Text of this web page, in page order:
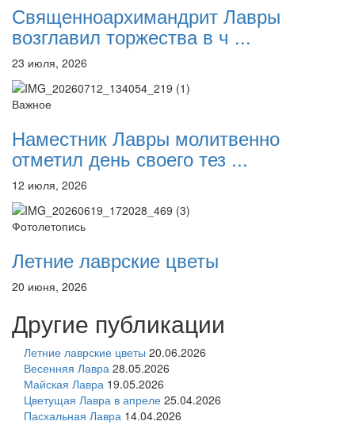
Перейти к архиву
Священноархимандрит Лавры
возглавил торжества в ч ...
23 июля, 2026
Важное
Наместник Лавры молитвенно
отметил день своего тез ...
12 июля, 2026
Фотолетопись
Летние лаврские цветы
20 июня, 2026
Другие публикации
Летние лаврские цветы 20.06.2026
Весенняя Лавра 28.05.2026
Майская Лавра 19.05.2026
Цветущая Лавра в апреле 25.04.2026
Пасхальная Лавра 14.04.2026